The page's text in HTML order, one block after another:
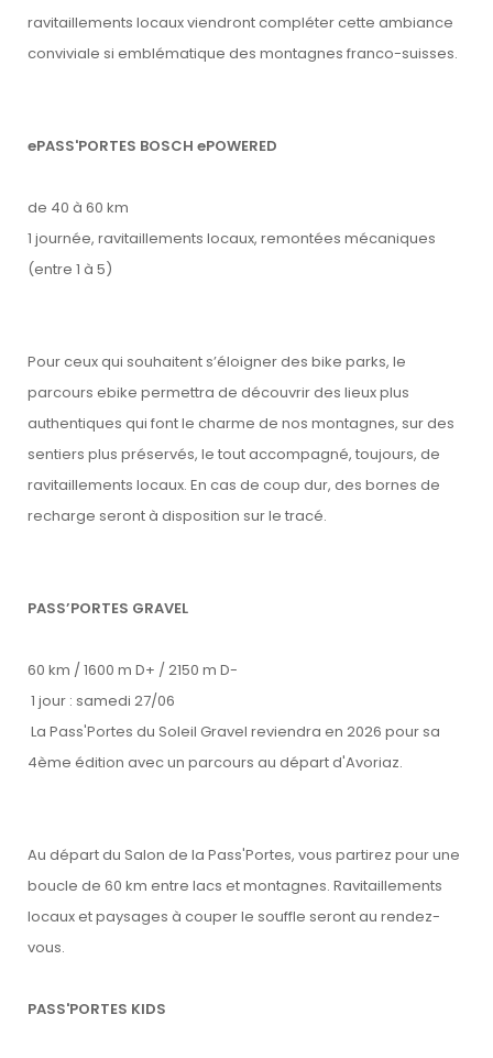
ravitaillements locaux viendront compléter cette ambiance
conviviale si emblématique des montagnes franco-suisses.
ePASS'PORTES BOSCH ePOWERED
de 40 à 60 km
1 journée, ravitaillements locaux, remontées mécaniques
(entre 1 à 5)
Pour ceux qui souhaitent s’éloigner des bike parks, le
parcours ebike permettra de découvrir des lieux plus
authentiques qui font le charme de nos montagnes, sur des
sentiers plus préservés, le tout accompagné, toujours, de
ravitaillements locaux. En cas de coup dur, des bornes de
recharge seront à disposition sur le tracé.
PASS’PORTES GRAVEL
60 km / 1600 m D+ / 2150 m D-
1 jour : samedi 27/06
La Pass'Portes du Soleil Gravel reviendra en 2026 pour sa
4ème édition avec un parcours au départ d'Avoriaz.
Au départ du Salon de la Pass'Portes, vous partirez pour une
boucle de 60 km entre lacs et montagnes. Ravitaillements
locaux et paysages à couper le souffle seront au rendez-
vous.
PASS'PORTES KIDS